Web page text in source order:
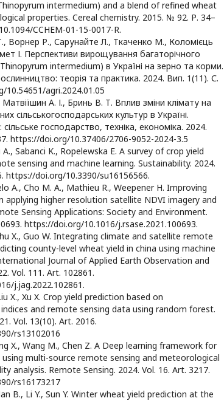
intermedium) and a blend of refined wheat
properties. Cereal chemistry. 2015. № 92. Р. 34–
CCHEM-01-15-0017-R.
Ворнер Р., Сарунайте Л., Ткаченко М., Коломієць
І. Перспективи вирощування багаторічного
intermedium) в Україні на зерно та корми.
теорія та практика. 2024. Вип. 1(11). С.
10.54651/agri.2024.01.05
А. І., Бринь В. Т. Вплив зміни клімату на
сільськогосподарських культур в Україні.
сільське господарство, техніка, економіка. 2024.
https://doi.org/10.37406/2706-9052-2024-3.5
Sabanci K., Ropelewska E. A survey of crop yield
sensing and machine learning. Sustainability. 2024.
https://doi.org/10.3390/su16156566.
A., Cho M. A., Mathieu R., Weepener H. Improving
applying higher resolution satellite NDVI imagery and
Sensing Applications: Society and Environment.
https://doi.org/10.1016/j.rsase.2021.100693.
X., Guo W. Integrating climate and satellite remote
county-level wheat yield in china using machine
Journal of Applied Earth Observation and
Vol. 111. Art. 102861.
j.jag.2022.102861.
X., Xu X. Crop yield prediction based on
and remote sensing data using random forest.
Vol. 13(10). Art. 2016.
rs13102016
X., Wang M., Chen Z. A Deep learning framework for
multi-source remote sensing and meteorological
analysis. Remote Sensing. 2024. Vol. 16. Art. 3217.
rs16173217
B., Li Y., Sun Y. Winter wheat yield prediction at the